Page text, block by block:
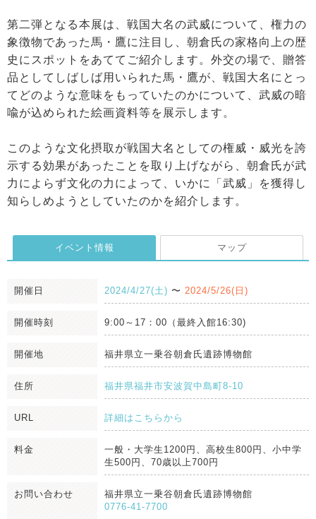
第二弾となる本展は、戦国大名の武威について、権力の
象徴物であった馬・鷹に注目し、朝倉氏の家格向上の歴
史にスポットをあててご紹介します。外交の場で、贈答
品としてしばしば用いられた馬・鷹が、戦国大名にとっ
てどのような意味をもっていたのかについて、武威の暗
喩が込められた絵画資料等を展示します。
このような文化摂取が戦国大名としての権威・威光を誇
示する効果があったことを取り上げながら、朝倉氏が武
力によらず文化の力によって、いかに「武威」を獲得し
知らしめようとしていたのかを紹介します。
イベント情報 マップ
開催日 2024/4/27(土) 〜 2024/5/26(日)
開催時刻 9:00～17：00（最終入館16:30)
開催地 福井県立一乗谷朝倉氏遺跡博物館
住所 福井県福井市安波賀中島町8-10
URL 詳細はこちらから
料金
一般・大学生1200円、高校生800円、小中学
生500円、70歳以上700円
お問い合わせ
福井県立一乗谷朝倉氏遺跡博物館
0776-41-7700